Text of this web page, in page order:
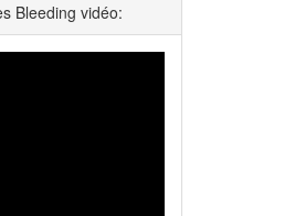
Bleeding vidéo: